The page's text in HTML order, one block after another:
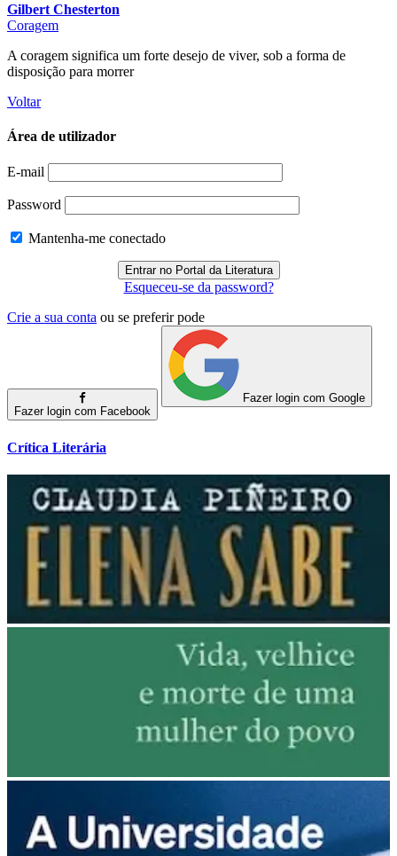
Gilbert Chesterton
Coragem
A coragem significa um forte desejo de viver, sob a forma de
disposição para morrer
Voltar
Área de utilizador
E-mail
Password
Mantenha-me conectado
Esqueceu-se da password?
Crie a sua conta ou se preferir pode
Fazer login com Facebook
Fazer login com Google
Crítica Literária